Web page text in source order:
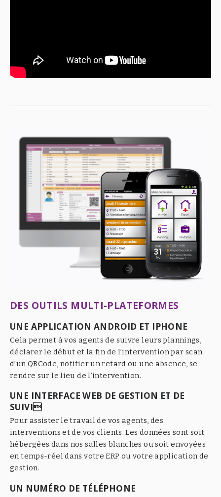
DES OUTILS MULTI-PLATEFORMES
UNE APPLICATION ANDROID ET IPHONE
Cela permet à vos agents de suivre leurs plannings,
déclarer le début et la fin de l’intervention par scan
d’un QRCode, notifier un retard ou une absence, se
rendre sur le lieu de l’intervention.
UNE INTERFACE WEB DE GESTION ET DE
SUIVI
Pour assister le travail de vos agents, des
interventions et de vos clients. Les données sont soit
hébergées dans nos salles blanches ou soit envoyées
en temps-réel dans votre ERP ou votre application de
gestion.
UN NUMÉRO DE TÉLÉPHONE